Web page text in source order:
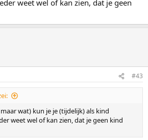
weet wel of kan zien, dat je geen
#43
wat) kun je je (tijdelijk) als kind
weet wel of kan zien, dat je geen kind